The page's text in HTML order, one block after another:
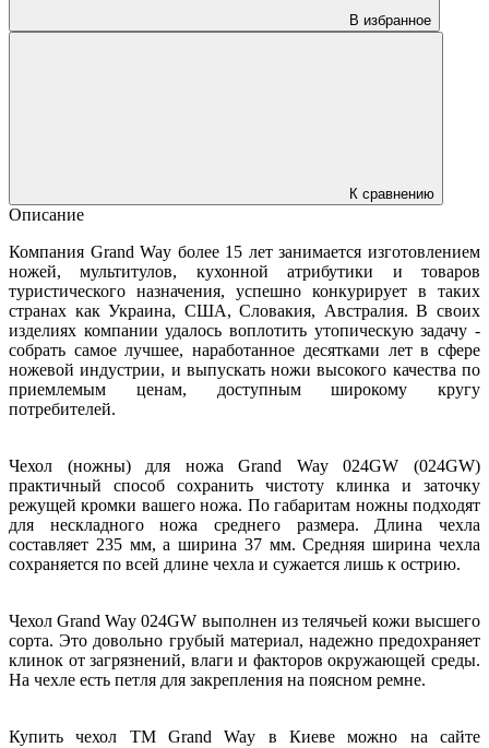
В избранное
К сравнению
Описание
Компания Grand Way более 15 лет занимается изготовлением
ножей, мультитулов, кухонной атрибутики и товаров
туристического назначения, успешно конкурирует в таких
странах как Украина, США, Словакия, Австралия. В своих
изделиях компании удалось воплотить утопическую задачу -
собрать самое лучшее, наработанное десятками лет в сфере
ножевой индустрии, и выпускать ножи высокого качества по
приемлемым ценам, доступным широкому кругу
потребителей.
Чехол (ножны) для ножа Grand Way 024GW (024GW)
практичный способ сохранить чистоту клинка и заточку
режущей кромки вашего ножа. По габаритам ножны подходят
для нескладного ножа среднего размера. Длина чехла
составляет 235 мм, а ширина 37 мм. Средняя ширина чехла
сохраняется по всей длине чехла и сужается лишь к острию.
Чехол Grand Way 024GW выполнен из телячьей кожи высшего
сорта. Это довольно грубый материал, надежно предохраняет
клинок от загрязнений, влаги и факторов окружающей среды.
На чехле есть петля для закрепления на поясном ремне.
Купить чехол ТМ Grand Way в Киеве можно на сайте